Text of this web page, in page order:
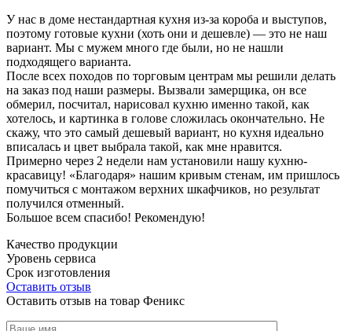
У нас в доме нестандартная кухня из-за короба и выступов,
поэтому готовые кухни (хоть они и дешевле) — это не наш
вариант. Мы с мужем много где были, но не нашли
подходящего варианта.
После всех походов по торговым центрам мы решили делать
на заказ под наши размеры. Вызвали замерщика, он все
обмерил, посчитал, нарисовал кухню именно такой, как
хотелось, и картинка в голове сложилась окончательно. Не
скажу, что это самый дешевый вариант, но кухня идеально
вписалась и цвет выбрала такой, как мне нравится.
Примерно через 2 недели нам установили нашу кухню-
красавицу! «Благодаря» нашим кривым стенам, им пришлось
помучиться с монтажом верхних шкафчиков, но результат
получился отменный.
Большое всем спасибо! Рекомендую!
Качество продукции
Уровень сервиса
Срок изготовления
Оставить отзыв
Оставить отзыв на товар Феникс